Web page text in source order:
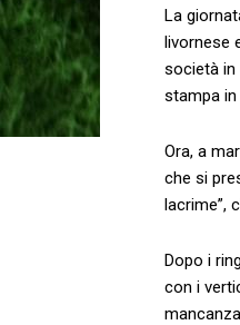
La
livornese
società in
stampa
Ora, a
che si
lacrime”,
Dopo i
con i